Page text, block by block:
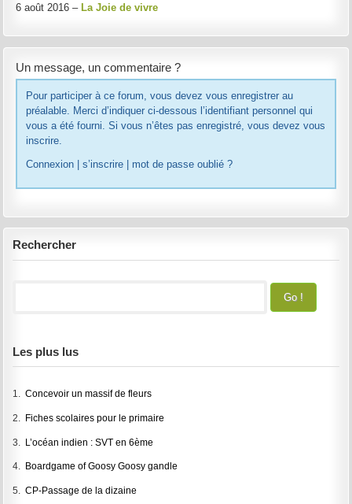
6 août 2016 – La Joie de vivre
Un message, un commentaire ?
Pour participer à ce forum, vous devez vous enregistrer au
préalable. Merci d’indiquer ci-dessous l’identifiant personnel qui
vous a été fourni. Si vous n’êtes pas enregistré, vous devez vous
inscrire.
Connexion | s’inscrire | mot de passe oublié ?
Rechercher
Les plus lus
1.Concevoir un massif de fleurs
2. Fiches scolaires pour le primaire
3. L’océan indien : SVT en 6ème
4. Boardgame of Goosy Goosy gandle
5.CP-Passage de la dizaine